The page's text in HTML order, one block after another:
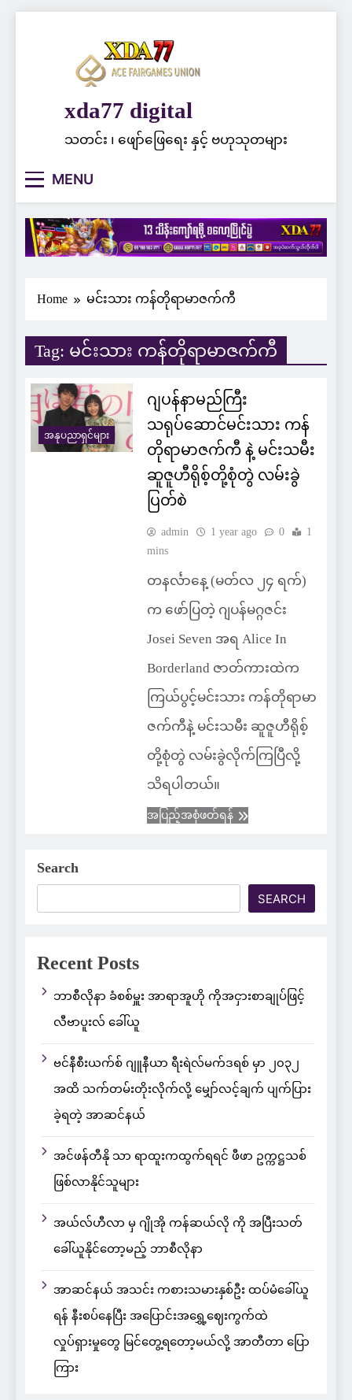
xda77 digital
သတင်း ၊ ဖျော်ဖြေရေး နှင့် ဗဟုသုတများ
MENU
Home မင်းသား ကန်တိုရာမာဇက်ကီ
Tag: မင်းသား ကန်တိုရာမာဇက်ကီ
အနုပညာရှင်များ
ဂျပန်နာမည်ကြီး
သရုပ်ဆောင်မင်းသား ကန်
တိုရာမာဇက်ကီ နဲ့ မင်းသမီး
ဆူဇူဟီရိုစ့်တို့စုံတွဲ လမ်းခွဲ
ပြတ်စဲ
admin 1 year ago 0
1
mins
တနင်္လာနေ့ (မတ်လ ၂၄ ရက်)
က ဖော်ပြတဲ့ ဂျပန်မဂ္ဂဇင်း
Josei Seven အရ Alice In
Borderland ဇာတ်ကားထဲက
ကြယ်ပွင့်မင်းသား ကန်တိုရာမာ
ဇက်ကီနဲ့ မင်းသမီး ဆူဇူဟီရိုစ့်
တို့စုံတွဲ လမ်းခွဲလိုက်ကြပြီလို့
သိရပါတယ်။
အပြည့်အစုံဖတ်ရန်
Search
SEARCH
Recent Posts
ဘာစီလိုနာ ခံစစ်မှူး အာရာအူဟို ကိုအငှားစာချုပ်ဖြင့်
လီဗာပူးလ် ခေါ်ယူ
ဗင်နီစီးယက်စ် ဂျူနီယာ ရီးရဲလ်မက်ဒရစ် မှာ ၂၀၃၂
အထိ သက်တမ်းတိုးလိုက်လို့ မျှော်လင့်ချက် ပျက်ပြား
ခဲ့ရတဲ့ အာဆင်နယ်
အင်ဖန်တီနို သာ ရာထူးကထွက်ရရင် ဖီဖာ ဥက္ကဋ္ဌသစ်
ဖြစ်လာနိုင်သူများ
အယ်လ်ဟီလာ မှ ဂျိုအို ကန်ဆယ်လို ကို အပြီးသတ်
ခေါ်ယူနိုင်တော့မည့် ဘာစီလိုနာ
အာဆင်နယ် အသင်း ကစားသမားနှစ်ဦး ထပ်မံခေါ်ယူ
ရန် နီးစပ်နေပြီး အပြောင်းအရွှေ့ဈေးကွက်ထဲ
လှုပ်ရှားမှုတွေ မြင်တွေ့ရတော့မယ်လို့ အာတီတာ ပြော
ကြား